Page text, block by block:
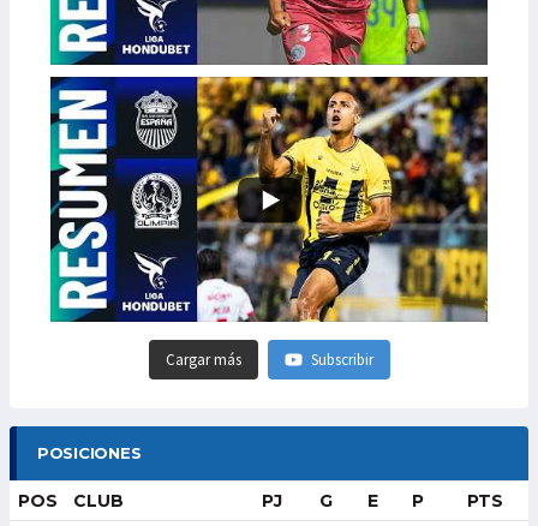
Cargar más Subscribir
POSICIONES
POS CLUB PJ G E P PTS